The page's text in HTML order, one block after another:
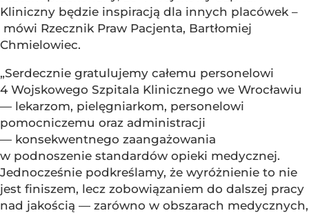
Kliniczny będzie inspiracją dla innych placówek –
mówi Rzecznik Praw Pacjenta, Bartłomiej
Chmielowiec.
„Serdecznie gratulujemy całemu personelowi
4 Wojskowego Szpitala Klinicznego we Wrocławiu
— lekarzom, pielęgniarkom, personelowi
pomocniczemu oraz administracji
— konsekwentnego zaangażowania
w podnoszenie standardów opieki medycznej.
Jednocześnie podkreślamy, że wyróżnienie to nie
jest finiszem, lecz zobowiązaniem do dalszej pracy
nad jakością — zarówno w obszarach medycznych,